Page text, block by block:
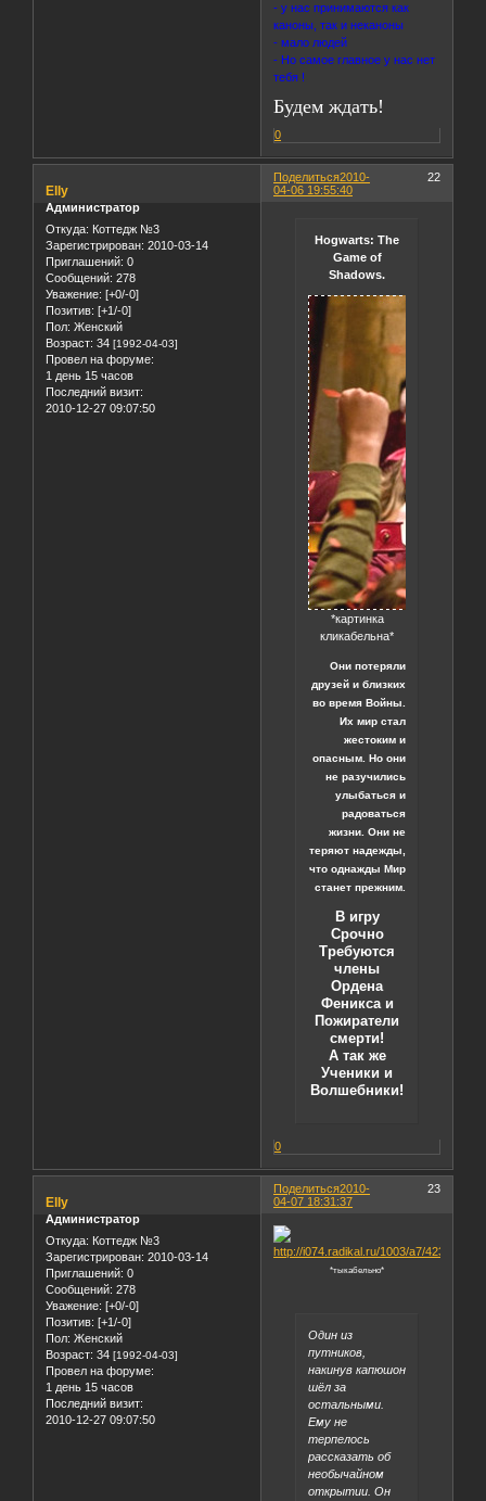
- у нас принимаются как
каноны, так и неканоны
- мало людей
- Но самое главное у нас нет
тебя !
Будем ждать!
0
Поделиться 22
2010-
04-06 19:55:40
Elly
Администратор
Откуда: Коттедж №3
Зарегистрирован: 2010-03-14
Приглашений: 0
Сообщений: 278
Уважение: [+0/-0]
Позитив: [+1/-0]
Пол: Женский
Возраст: 34 [1992-04-03]
Провел на форуме:
1 день 15 часов
Последний визит:
2010-12-27 09:07:50
Hogwarts: The
Game of
Shadows.
*картинка
кликабельна*
Они потеряли
друзей и близких
во время Войны.
Их мир стал
жестоким и
опасным. Но они
не разучились
улыбаться и
радоваться
жизни. Они не
теряют надежды,
что однажды Мир
станет прежним.
В игру
Срочно
Требуются
члены
Ордена
Феникса и
Пожиратели
смерти!
А так же
Ученики и
Волшебники!
0
Поделиться 23
2010-
04-07 18:31:37
Elly
Администратор
Откуда: Коттедж №3
Зарегистрирован: 2010-03-14
Приглашений: 0
Сообщений: 278
Уважение: [+0/-0]
Позитив: [+1/-0]
Пол: Женский
Возраст: 34 [1992-04-03]
Провел на форуме:
1 день 15 часов
Последний визит:
2010-12-27 09:07:50
*тыкабельно*
Один из
путников,
накинув капюшон
шёл за
остальными.
Ему не
терпелось
рассказать об
необычайном
открытии. Он